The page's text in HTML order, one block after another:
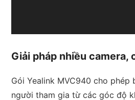
Giải pháp nhiều camera,
Gói Yealink MVC940 cho phép
người tham gia từ các góc độ